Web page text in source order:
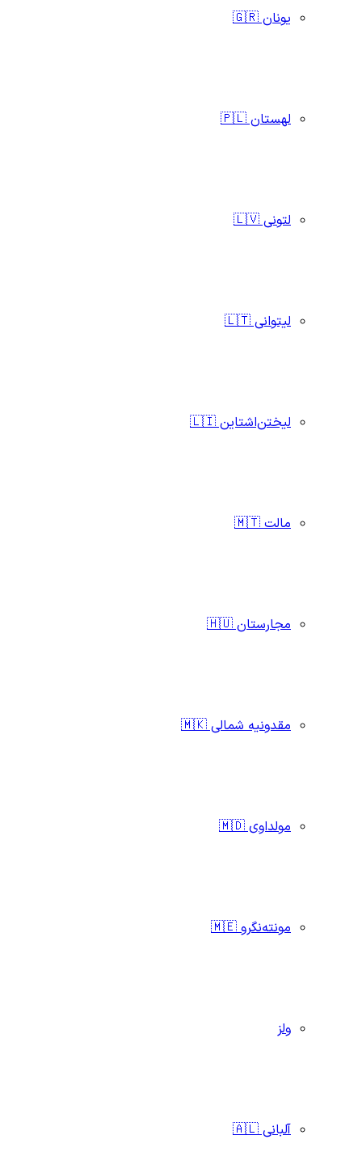
یونان 🇬🇷
لهستان 🇵🇱
لتونی 🇱🇻
لیتوانی 🇱🇹
لیختن‌اشتاین 🇱🇮
مالت 🇲🇹
مجارستان 🇭🇺
مقدونیه شمالی 🇲🇰
مولداوی 🇲🇩
مونته‌نگرو 🇲🇪
ولز
آلبانی 🇦🇱